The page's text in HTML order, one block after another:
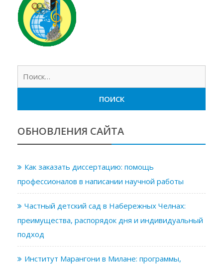
ОБНОВЛЕНИЯ САЙТА
Как заказать диссертацию: помощь
профессионалов в написании научной работы
Частный детский сад в Набережных Челнах:
преимущества, распорядок дня и индивидуальный
подход
Институт Марангони в Милане: программы,